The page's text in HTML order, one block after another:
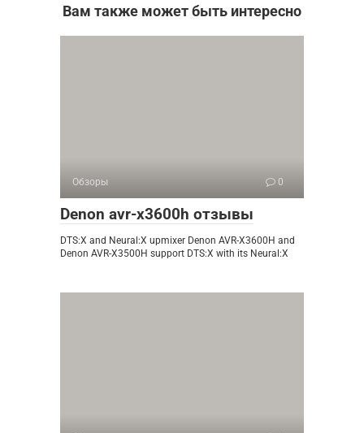
Вам также может быть интересно
Обзоры 0
Denon avr-x3600h отзывы
DTS:X and Neural:X upmixer Denon AVR-X3600H and
Denon AVR-X3500H support DTS:X with its Neural:X